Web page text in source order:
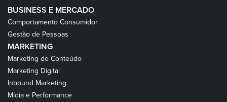
BUSINESS E MERCADO
Comportamento Consumidor
Gestão de Pessoas
MARKETING
Marketing de Conteúdo
Marketing Digital
Inbound Marketing
Mídia e Performance